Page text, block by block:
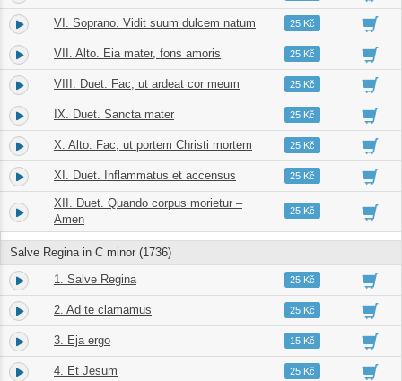
6. VI. Soprano. Vidit suum dulcem natum 03:4725 Kč
7. VII. Alto. Eia mater, fons amoris 02:2525 Kč
8. VIII. Duet. Fac, ut ardeat cor meum 02:1625 Kč
9. IX. Duet. Sancta mater 04:4625 Kč
10. X. Alto. Fac, ut portem Christi mortem 03:2925 Kč
11. XI. Duet. Inflammatus et accensus 02:0725 Kč
12.
XII. Duet. Quando corpus morietur –
Amen
04:3025 Kč
Salve Regina in C minor (1736)
13. 1. Salve Regina 03:3725 Kč
14. 2. Ad te clamamus 04:1725 Kč
15. 3. Eja ergo 01:4515 Kč
16. 4. Et Jesum 02:4425 Kč